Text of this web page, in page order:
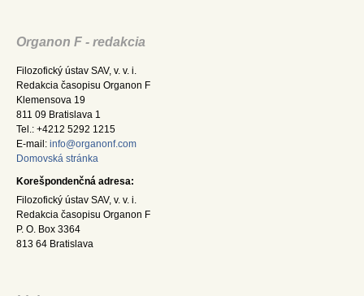
Organon F - redakcia
Filozofický ústav SAV, v. v. i.
Redakcia časopisu Organon F
Klemensova 19
811 09 Bratislava 1
Tel.: +4212 5292 1215
E-mail: info@organonf.com
Domovská stránka
Korešpondenčná adresa:
Filozofický ústav SAV, v. v. i.
Redakcia časopisu Organon F
P. O. Box 3364
813 64 Bratislava